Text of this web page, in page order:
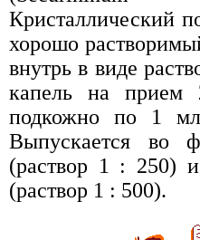
Кристаллический
хорошо
внутрь в виде
капель на
подкожно по 1
Выпускается во
(раствор 1 : 250)
(раствор 1 : 500).